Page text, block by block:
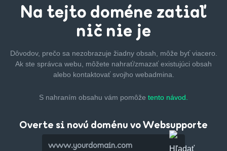
Na tejto doméne zatiaľ
nič nie je
Dôvodov, prečo sa nezobrazuje žiadny obsah, môže byťviacero.
Ak ste správca webu, môžete nahrať/zmazaťexistujúci obsah
alebo kontaktovať svojho webadmina.
S nahraním obsahu vám pomôže tento návod.
Overte si novú doménu vo Websupporte